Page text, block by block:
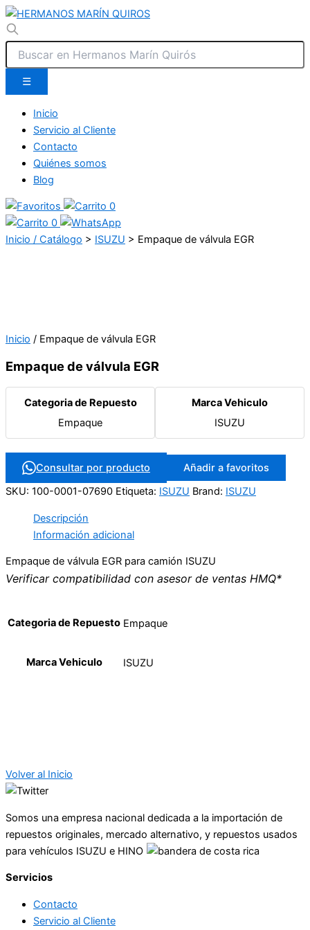
☰
Inicio
Servicio al Cliente
Contacto
Quiénes somos
Blog
0
0
Inicio / Catálogo > ISUZU > Empaque de válvula EGR
Inicio / Empaque de válvula EGR
Empaque de válvula EGR
Categoria de Repuesto
Empaque
Marca Vehiculo
ISUZU
Consultar por producto
Añadir a favoritos
SKU: 100-0001-07690 Etiqueta: ISUZU Brand: ISUZU
Descripción
Información adicional
Empaque de válvula EGR para camión ISUZU
Verificar compatibilidad con asesor de ventas HMQ*
Categoria de Repuesto Empaque
Marca Vehiculo ISUZU
Volver al Inicio
Somos una empresa nacional dedicada a la importación de
repuestos originales, mercado alternativo, y repuestos usados
para vehículos ISUZU e HINO
Servicios
Contacto
Servicio al Cliente